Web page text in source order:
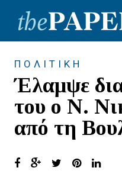
ΠΟΛΙΤΙΚΗ
Έλαμψε
του ο Ν.
από τη